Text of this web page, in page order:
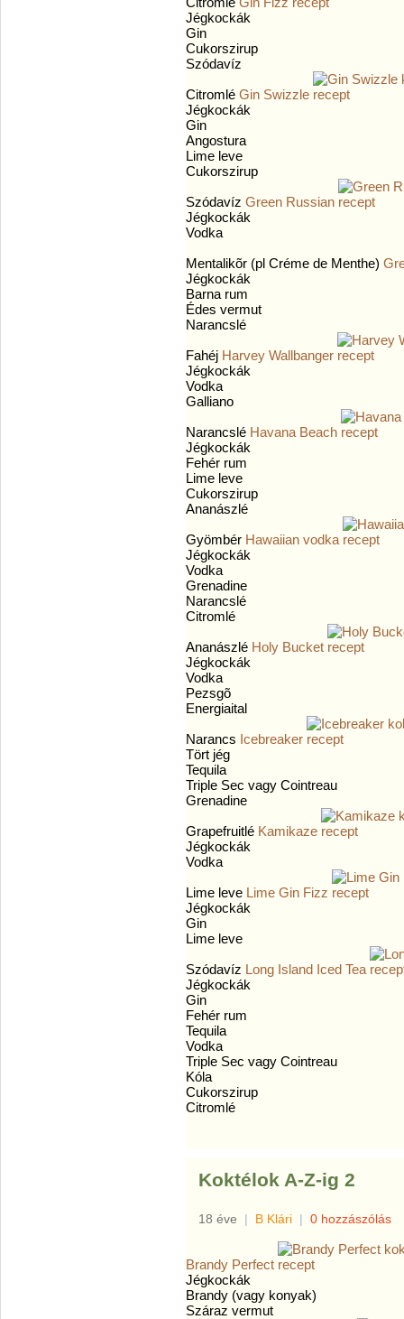
Jégkockák
Gin
Cukorszirup
Szódavíz
Citromlé Gin Swizzle
Jégkockák
Gin
Angostura
Lime leve
Cukorszirup
Szódavíz Green Russian
Jégkockák
Vodka
Mentalikõr (pl Créme de Menthe)
Jégkockák
Barna rum
Édes vermut
Narancslé
Fahéj Harvey Wallbanger
Jégkockák
Vodka
Galliano
Narancslé Havana Beach
Jégkockák
Fehér rum
Lime leve
Cukorszirup
Ananászlé
Gyömbér Hawaiian vodka
Jégkockák
Vodka
Grenadine
Narancslé
Citromlé
Ananászlé Holy Bucket
Jégkockák
Vodka
Pezsgõ
Energiaital
Narancs Icebreaker
Tört jég
Tequila
Triple Sec vagy Cointreau
Grenadine
Grapefruitlé Kamikaze
Jégkockák
Vodka
Lime leve Lime Gin Fizz
Jégkockák
Gin
Lime leve
Szódavíz Long Island Iced Tea
Jégkockák
Gin
Fehér rum
Tequila
Vodka
Triple Sec vagy Cointreau
Kóla
Cukorszirup
Citromlé
Koktélok A-Z-ig 2
18 éve | B Klári | 0 hozzászólás
Brandy Perfect
Jégkockák
Brandy (vagy konyak)
Száraz vermut